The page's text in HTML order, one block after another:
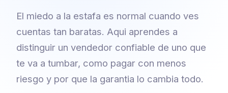
El miedo a la estafa es normal cuando ves
cuentas tan baratas. Aqui aprendes a
distinguir un vendedor confiable de uno que
te va a tumbar, como pagar con menos
riesgo y por que la garantia lo cambia todo.